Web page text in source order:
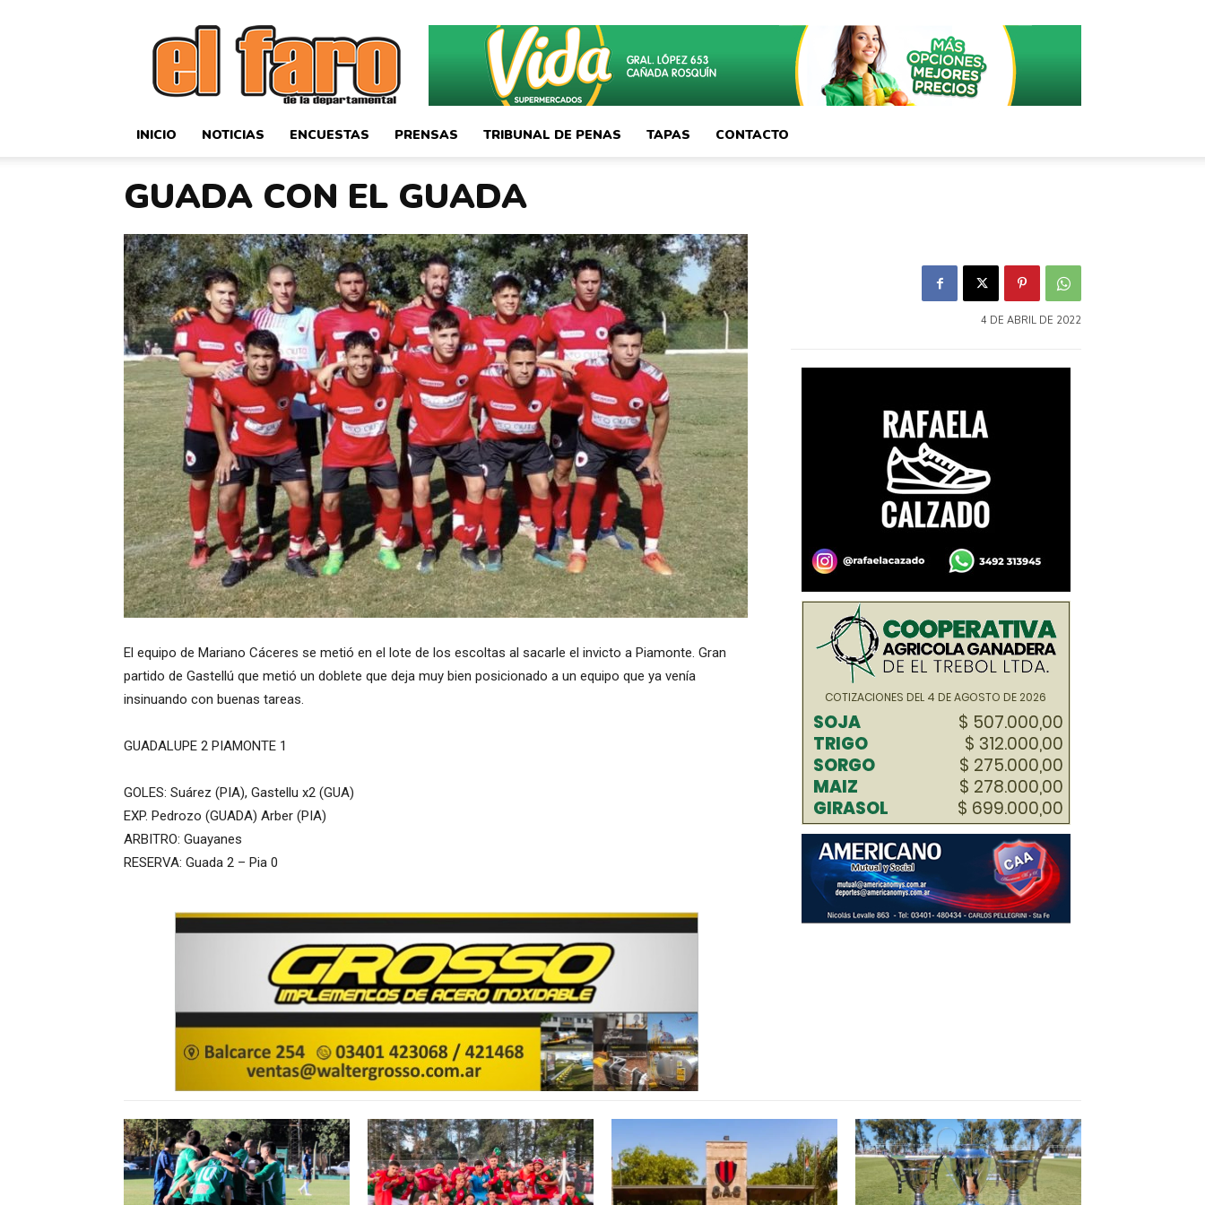
El
Faro
Deportivo
INICIO NOTICIAS ENCUESTAS PRENSAS TRIBUNAL DE PENAS TAPAS CONTACTO
GUADA CON EL GUADA
El equipo de Mariano Cáceres se metió en el lote de los escoltas al sacarle el invicto a Piamonte. Gran
partido de Gastellú que metió un doblete que deja muy bien posicionado a un equipo que ya venía
insinuando con buenas tareas.
GUADALUPE 2 PIAMONTE 1
GOLES: Suárez (PIA), Gastellu x2 (GUA)
EXP. Pedrozo (GUADA) Arber (PIA)
ARBITRO: Guayanes
RESERVA: Guada 2 – Pia 0
4 DE ABRIL DE 2022